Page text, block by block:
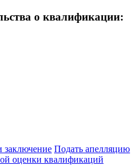
о квалификации:
заключение Подать апелляцию
оценки квалификаций